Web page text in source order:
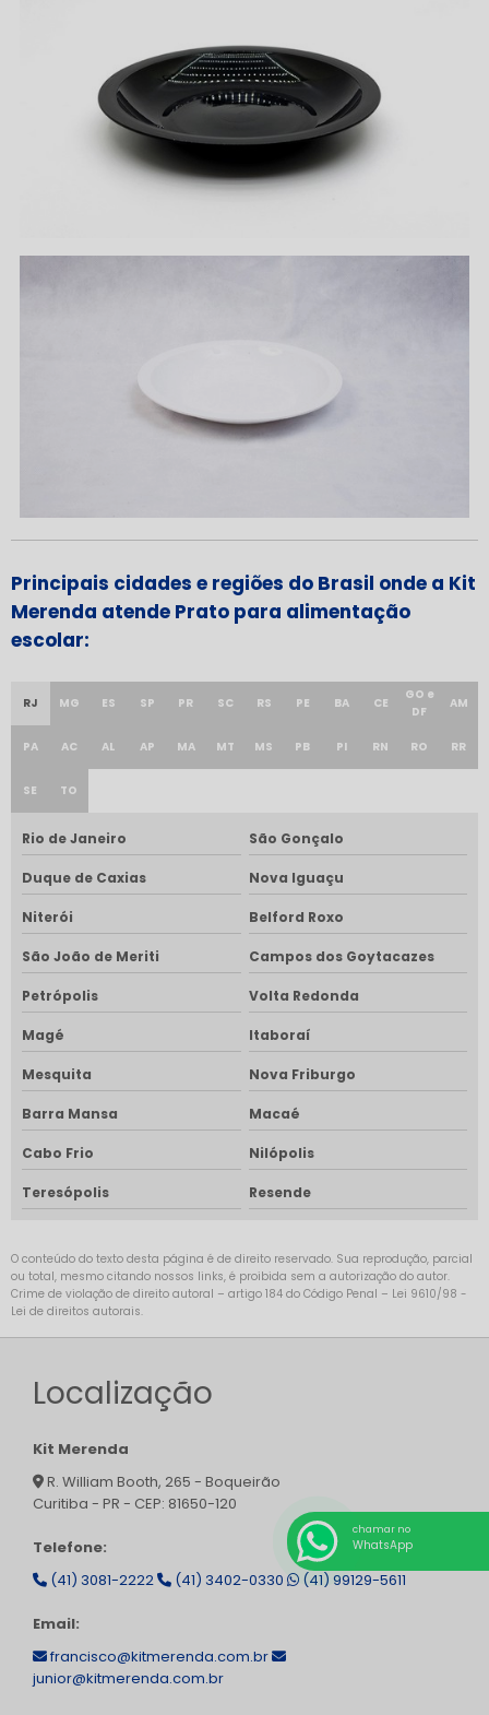
Principais cidades e regiões do Brasil onde a Kit
Merenda atende Prato para alimentação
escolar:
RJ MG ES SP PR SC RS PE BA CE
GO e
DF
AM
PA AC AL AP MA MT MS PB PI RN RO RR
SE TO
Rio de Janeiro São Gonçalo
Duque de Caxias Nova Iguaçu
Niterói Belford Roxo
São João de Meriti Campos dos Goytacazes
Petrópolis Volta Redonda
Magé Itaboraí
Mesquita Nova Friburgo
Barra Mansa Macaé
Cabo Frio Nilópolis
Teresópolis Resende
O conteúdo do texto desta página é de direito reservado. Sua reprodução, parcial
ou total, mesmo citando nossos links, é proibida sem a autorização do autor.
Crime de violação de direito autoral – artigo 184 do Código Penal – Lei 9610/98 -
Lei de direitos autorais.
Localização
Kit Merenda
R. William Booth, 265 - Boqueirão
Curitiba - PR - CEP: 81650-120
Telefone:
(41) 3081-2222
(41) 3402-0330 (41) 99129-5611
Email:
francisco@kitmerenda.com.br
junior@kitmerenda.com.br
chamar no
WhatsApp